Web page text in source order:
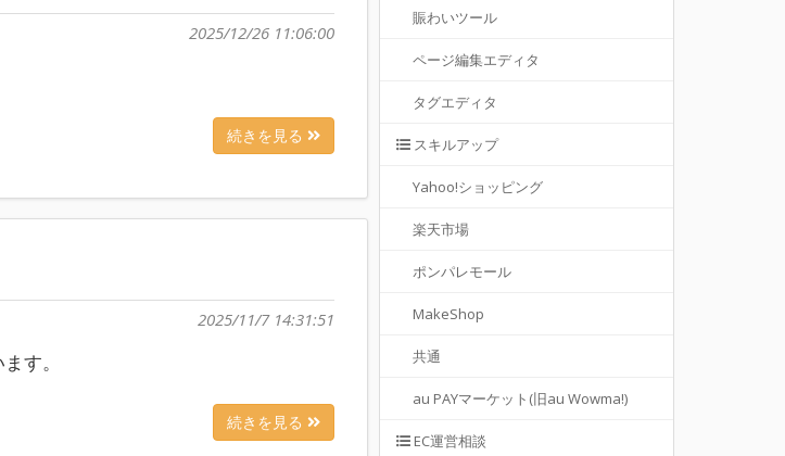
2025/12/26 11:06:00
続きを見る
2025/11/7 14:31:51
す。
続きを見る
賑わいツール
ページ編集エディタ
タグエディタ
スキルアップ
Yahoo!ショッピング
楽天市場
ポンパレモール
MakeShop
共通
au PAYマーケット(旧au Wowma!)
EC運営相談